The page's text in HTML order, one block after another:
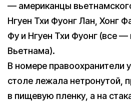
— американцы
Нгуен Тхи Фуонг Лан, Хонг
Фу и Нгуен Тхи Фуонг (все —
Вьетнама).
В номере правоохранители
столе лежала нетронутой,
в пищевую пленку, а на